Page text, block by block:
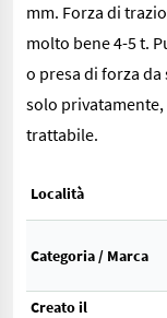
mm. Forza di
molto bene 4-5 t.
o presa di forza da
solo privatamente,
trattabile.
Località
Categoria / Marca
Creato il